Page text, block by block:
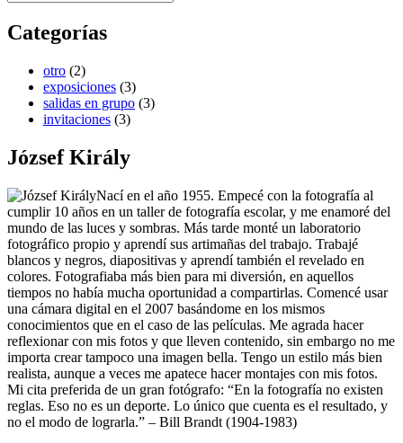
Categorías
otro (2)
exposiciones (3)
salidas en grupo (3)
invitaciones (3)
József Király
Nací en el año 1955. Empecé con la fotografía al
cumplir 10 años en un taller de fotografía escolar, y me enamoré del
mundo de las luces y sombras. Más tarde monté un laboratorio
fotográfico propio y aprendí sus artimañas del trabajo. Trabajé
blancos y negros, diapositivas y aprendí también el revelado en
colores. Fotografiaba más bien para mi diversión, en aquellos
tiempos no había mucha oportunidad a compartirlas. Comencé usar
una cámara digital en el 2007 basándome en los mismos
conocimientos que en el caso de las películas. Me agrada hacer
reflexionar con mis fotos y que lleven contenido, sin embargo no me
importa crear tampoco una imagen bella. Tengo un estilo más bien
realista, aunque a veces me apatece hacer montajes con mis fotos.
Mi cita preferida de un gran fotógrafo: “En la fotografía no existen
reglas. Eso no es un deporte. Lo único que cuenta es el resultado, y
no el modo de lograrla.” – Bill Brandt (1904-1983)